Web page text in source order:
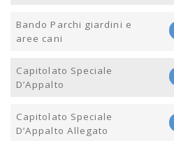
Bando Parchi giardini e
aree cani
Capitolato Speciale
D’Appalto
Capitolato Speciale
D’Appalto Allegato